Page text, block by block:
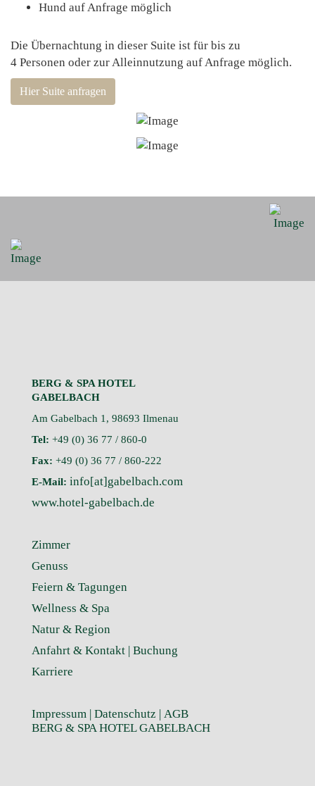
Hund auf Anfrage möglich
Die Übernachtung in dieser Suite ist für bis zu
4 Personen oder zur Alleinnutzung auf Anfrage möglich.
Hier Suite anfragen
BERG & SPA HOTEL
GABELBACH
Am Gabelbach 1, 98693 Ilmenau
Tel: +49 (0) 36 77 / 860-0
Fax: +49 (0) 36 77 / 860-222
E-Mail: info[at]gabelbach.com
www.hotel-gabelbach.de
Zimmer
Genuss
Feiern & Tagungen
Wellness & Spa
Natur & Region
Anfahrt & Kontakt | Buchung
Karriere
Impressum Datenschutz
AGB
BERG & SPA HOTEL GABELBACH